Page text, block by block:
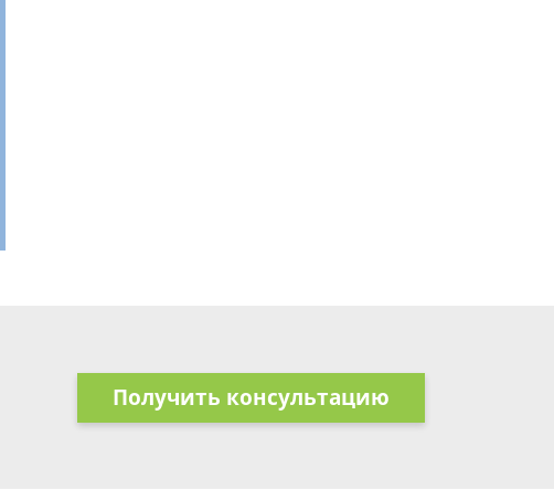
Получить консультацию